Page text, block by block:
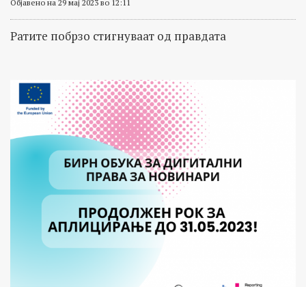
Објавено на 29 мај 2023 во 12:11
Ратите побрзо стигнуваат од правдата